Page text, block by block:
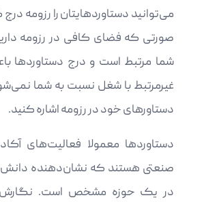
می‌توانید دستاوردهایتان را رزومه درج
صورتی که فضای کافی در رزومه
شما مرتبط است و درج دستاوردها
غیرمرتبط با شغل نسبت به شما
دستاورهای خود در رزومه اشاره کنید.
دستاوردها معمولا فعالیت‌های
صنعتی هستند که نشان‌دهنده
در یک حوزه مشخص است. نگارش